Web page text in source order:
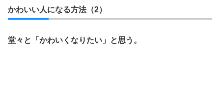
かわいい人になる方法（2）
堂々と「かわいくなりたい」と思う。